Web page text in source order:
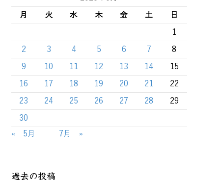
月
火 水 木 金 土
日
1
2
3 4 5 6 7
8
9
10 11 12 13 14
15
16
17 18 19 20 21
22
23
24 25 26 27 28
29
30
« 5月
7月 »
過去の投稿